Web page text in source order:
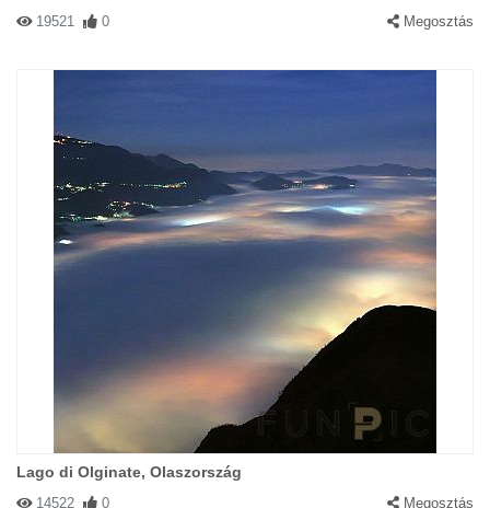
19521 0 Megosztás
Lago di Olginate, Olaszország
14522 0 Megosztás